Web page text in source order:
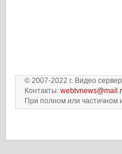
© 2007-2022 г. Видео
Контакты:
При полном или частичном